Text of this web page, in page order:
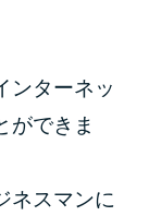
ンターネッ
ができま
ネスマンに